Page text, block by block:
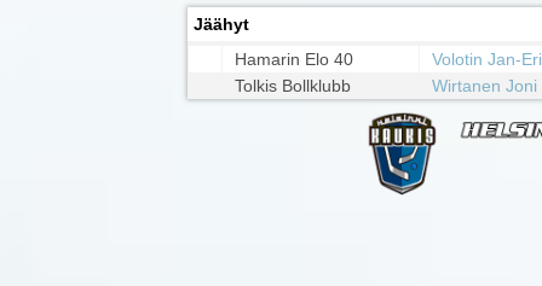
Jäähyt
Hamarin Elo 40
Volotin Jan-
Tolkis Bollklubb
Wirtanen Joni